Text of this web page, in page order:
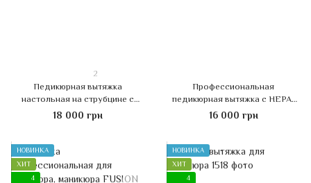
2
Педикюрная вытяжка
настольная на струбцине с
подсветкой Global Fashion D-2
18 000 грн
Профессиональная
педикюрная вытяжка с HEPA-
фильтром и подсветкой Global
Fashion, 80 Вт
16 000 грн
НОВИНКА
ХИТ
4
НОВИНКА
ХИТ
4